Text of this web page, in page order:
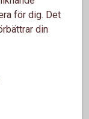
för dig. Det
din